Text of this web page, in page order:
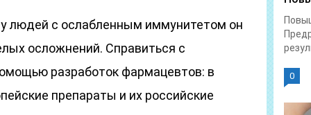
у людей с ослабленным иммунитетом он
осложнений. Справиться с
разработок фармацевтов: в
препараты и их российские
0